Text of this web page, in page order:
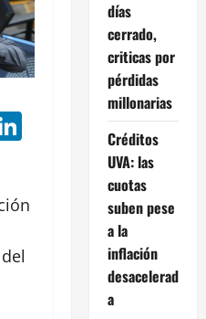
LinkedIn
días
cerrado,
criticas por
pérdidas
millonarias
Créditos
UVA: las
cuotas
suben pese
a la
inflación
desacelerad
a